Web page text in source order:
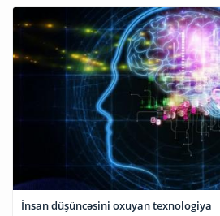
İnsan düşüncəsini oxuyan texnologiya